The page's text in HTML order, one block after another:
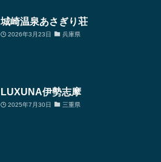
城崎温泉あさぎり荘
2026年3月23日 兵庫県
LUXUNA伊勢志摩
2025年7月30日 三重県